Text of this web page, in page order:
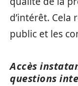
d’intérêt. Cela
public et les
Accès
questions